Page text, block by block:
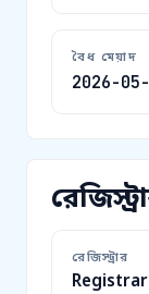
বৈধ মেয়াদ
2026-
রেজিস্ট্রার